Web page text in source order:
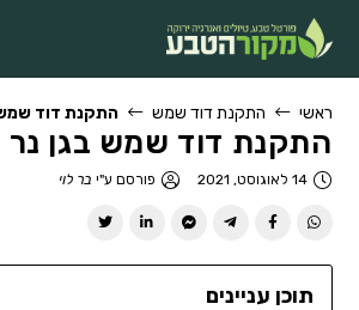
ראשי התקנת דוד שמש התקנת דוד
התקנת דוד שמש בגן נר
14 לאוגוסט, 2021 פורסם ע"י בר לוי
תוכן עניינים